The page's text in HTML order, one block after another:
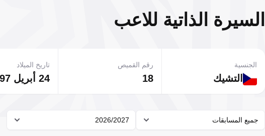
السيرة الذاتية للاعب
التشيك
الجنسية
18
رقم القميص
24 أبريل 1997
تاريخ الميلاد
جميع المسابقات 2026/2027